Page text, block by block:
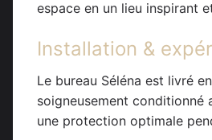
espace en un lieu inspirant
Installation &
Le bureau Séléna est livré
soigneusement conditionné
une protection optimale